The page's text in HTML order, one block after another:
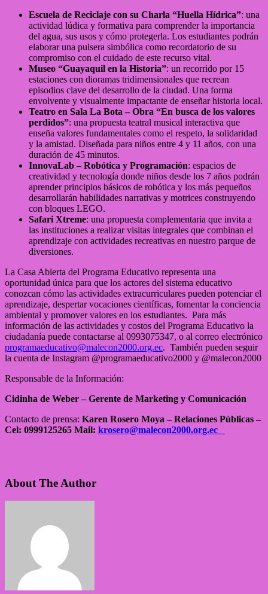
Escuela de Reciclaje con su Charla “Huella Hídrica”: una
actividad lúdica y formativa para comprender la importancia
del agua, sus usos y cómo protegerla. Los estudiantes podrán
elaborar una pulsera simbólica como recordatorio de su
compromiso con el cuidado de este recurso vital.
Museo “Guayaquil en la Historia”: un recorrido por 15
estaciones con dioramas tridimensionales que recrean
episodios clave del desarrollo de la ciudad. Una forma
envolvente y visualmente impactante de enseñar historia local.
Teatro en Sala La Bota – Obra “En busca de los valores
perdidos”: una propuesta teatral musical interactiva que
enseña valores fundamentales como el respeto, la solidaridad
y la amistad. Diseñada para niños entre 4 y 11 años, con una
duración de 45 minutos.
InnovaLab – Robótica y Programación: espacios de
creatividad y tecnología donde niños desde los 7 años podrán
aprender principios básicos de robótica y los más pequeños
desarrollarán habilidades narrativas y motrices construyendo
con bloques LEGO.
Safari Xtreme: una propuesta complementaria que invita a
las instituciones a realizar visitas integrales que combinan el
aprendizaje con actividades recreativas en nuestro parque de
diversiones.
La Casa Abierta del Programa Educativo representa una
oportunidad única para que los actores del sistema educativo
conozcan cómo las actividades extracurriculares pueden potenciar el
aprendizaje, despertar vocaciones científicas, fomentar la conciencia
ambiental y promover valores en los estudiantes. Para más
información de las actividades y costos del Programa Educativo la
ciudadanía puede contactarse al 0993075347, o al correo electrónico
programaeducativo@malecon2000.org.ec. También pueden seguir
la cuenta de Instagram @programaeducativo2000 y @malecon2000
Responsable de la Información:
Cidinha de Weber – Gerente de Marketing y Comunicación
Contacto de prensa: Karen Rosero Moya – Relaciones Públicas –
Cel: 0999125265 Mail: krosero@malecon2000.org.ec
About The Author